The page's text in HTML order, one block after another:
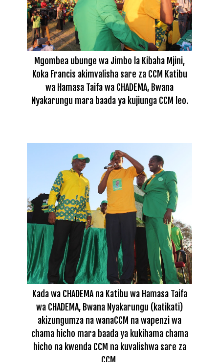
Mgombea ubunge wa Jimbo la Kibaha Mjini,
Koka Francis akimvalisha sare za CCM Katibu
wa Hamasa Taifa wa CHADEMA, Bwana
Nyakarungu mara baada ya kujiunga CCM leo.
Kada wa CHADEMA na Katibu wa Hamasa Taifa
wa CHADEMA, Bwana Nyakarungu (katikati)
akizungumza na wanaCCM na wapenzi wa
chama hicho mara baada ya kukihama chama
hicho na kwenda CCM na kuvalishwa sare za